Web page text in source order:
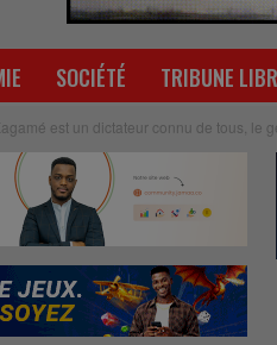
SOCIÉTÉ TRIBUNE
est un dictateur connu de tous,